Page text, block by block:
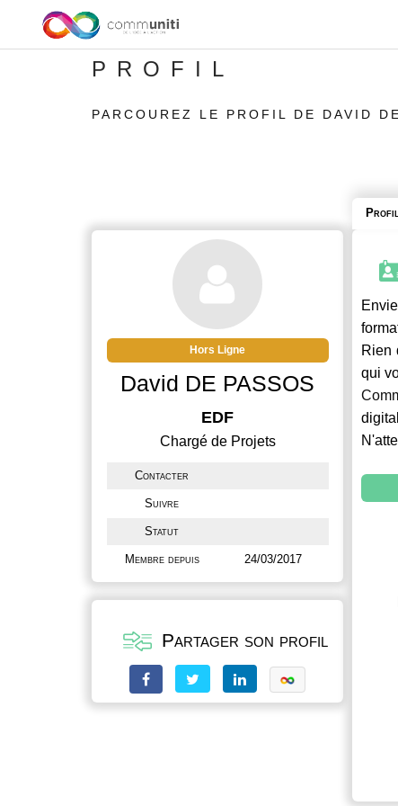
PROFIL
PARCOUREZ LE PROFIL DE DAVID
Hors Ligne
David DE PASSOS
EDF
Chargé de Projets
Contacter
Suivre
Statut
Membre depuis 24/03/2017
Partager son profil
Rien
qui